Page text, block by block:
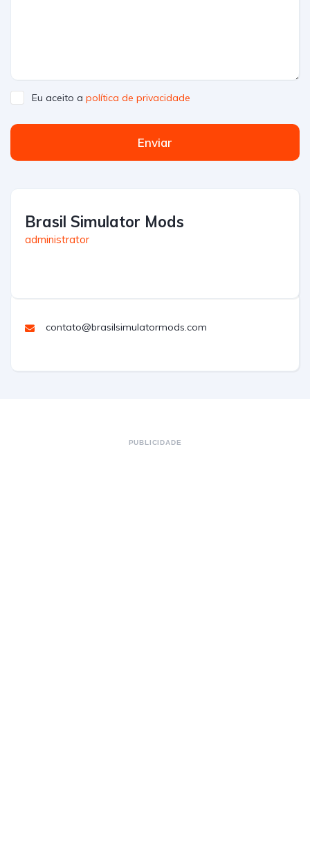
Eu aceito a política de privacidade
Enviar
Brasil Simulator Mods
administrator
contato@brasilsimulatormods.com
PUBLICIDADE